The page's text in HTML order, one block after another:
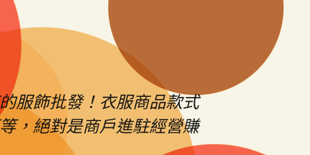
服飾批發！衣服商品款式
，絕對是商戶進駐經營賺